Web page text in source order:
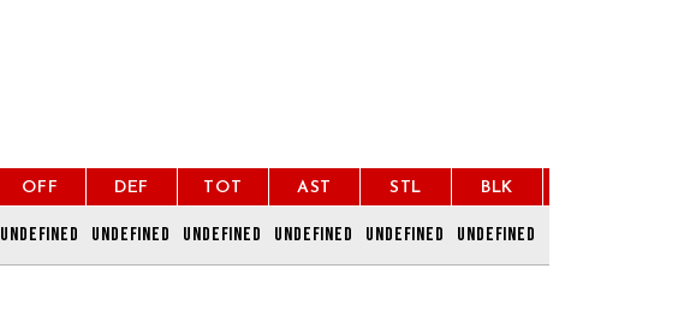
OFF DEF TOT AST STL BLK
undefined undefined undefined undefined undefined undefined